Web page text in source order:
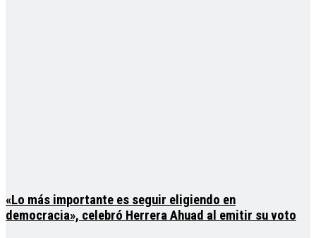
«Lo más importante es seguir eligiendo en
democracia», celebró Herrera Ahuad al emitir su voto